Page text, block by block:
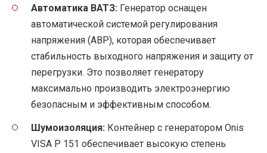
Автоматика ВАТЗ: Генератор оснащен
автоматической системой регулирования
напряжения (АВР), которая обеспечивает
стабильность выходного напряжения и защиту от
перегрузки. Это позволяет генератору
максимально производить электроэнергию
безопасным и эффективным способом.
Шумоизоляция: Контейнер с генератором Onis
VISA P 151 обеспечивает высокую степень